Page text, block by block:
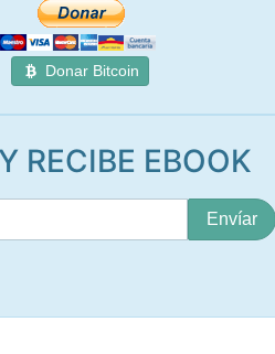
Donar Bitcoin
RECIBE EBOOK
u